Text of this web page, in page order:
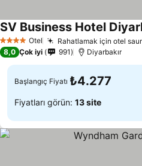
4 Yıldız Otel Rahatlamak için otel
SV Business Hotel
8,0 Çok iyi 991 Diyarbakır
Başlangıç Fiyatı ₺4.277
Fiyatları görün: 13 site